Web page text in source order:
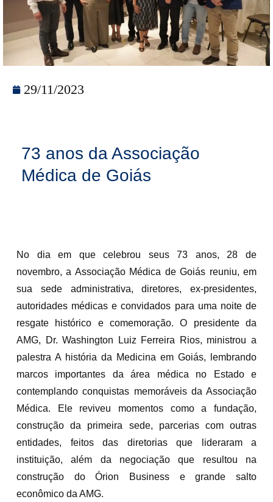
29/11/2023
73 anos da Associação
Médica de Goiás
No dia em que celebrou seus 73 anos, 28 de
novembro, a Associação Médica de Goiás reuniu, em
sua sede administrativa, diretores, ex-presidentes,
autoridades médicas e convidados para uma noite de
resgate histórico e comemoração. O presidente da
AMG, Dr. Washington Luiz Ferreira Rios, ministrou a
palestra A história da Medicina em Goiás, lembrando
marcos importantes da área médica no Estado e
contemplando conquistas memoráveis da Associação
Médica. Ele reviveu momentos como a fundação,
construção da primeira sede, parcerias com outras
entidades, feitos das diretorias que lideraram a
instituição, além da negociação que resultou na
construção do Órion Business e grande salto
econômico da AMG.